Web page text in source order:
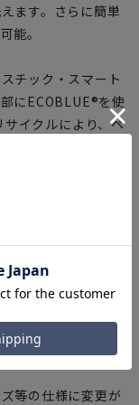
ます。さらに簡単
能。
チック・スマート
にECOBLUE®を使
イクルにより、ペ
す。
等の仕様に変更が